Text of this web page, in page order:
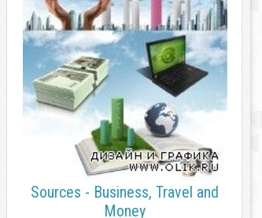
Sources - Business, Travel and
Money